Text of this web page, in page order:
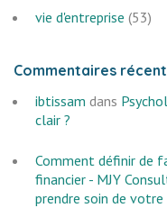
vie d'entreprise (53)
Commentaires
ibtissam dans
clair ?
Comment définir de
financier - MJY
prendre soin de